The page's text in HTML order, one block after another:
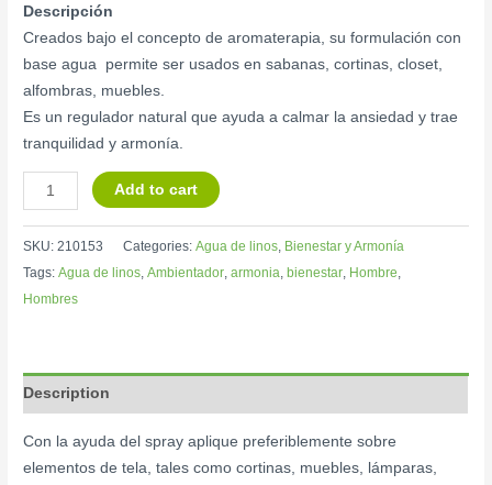
Descripción
Creados bajo el concepto de aromaterapia, su formulación con
base agua permite ser usados en sabanas, cortinas, closet,
alfombras, muebles.
Es un regulador natural que ayuda a calmar la ansiedad y trae
tranquilidad y armonía.
Add to cart
SKU:210153 Categories:Agua de linos, Bienestar y Armonía
Tags:Agua de linos,Ambientador,armonia, bienestar, Hombre,
Hombres
Description
Con la ayuda del spray aplique preferiblemente sobre
elementos de tela, tales como cortinas, muebles, lámparas,